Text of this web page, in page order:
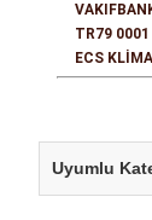
TR79
ECS
Uyumlu